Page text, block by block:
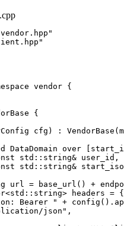
"
"
vendor {
{
cfg ) : VendorBase (
DataDomain over
std::string& user_id ,
std::string& start_iso
url = base_url () +
<std::string> headers = {
Bearer " + config ().
json " ,